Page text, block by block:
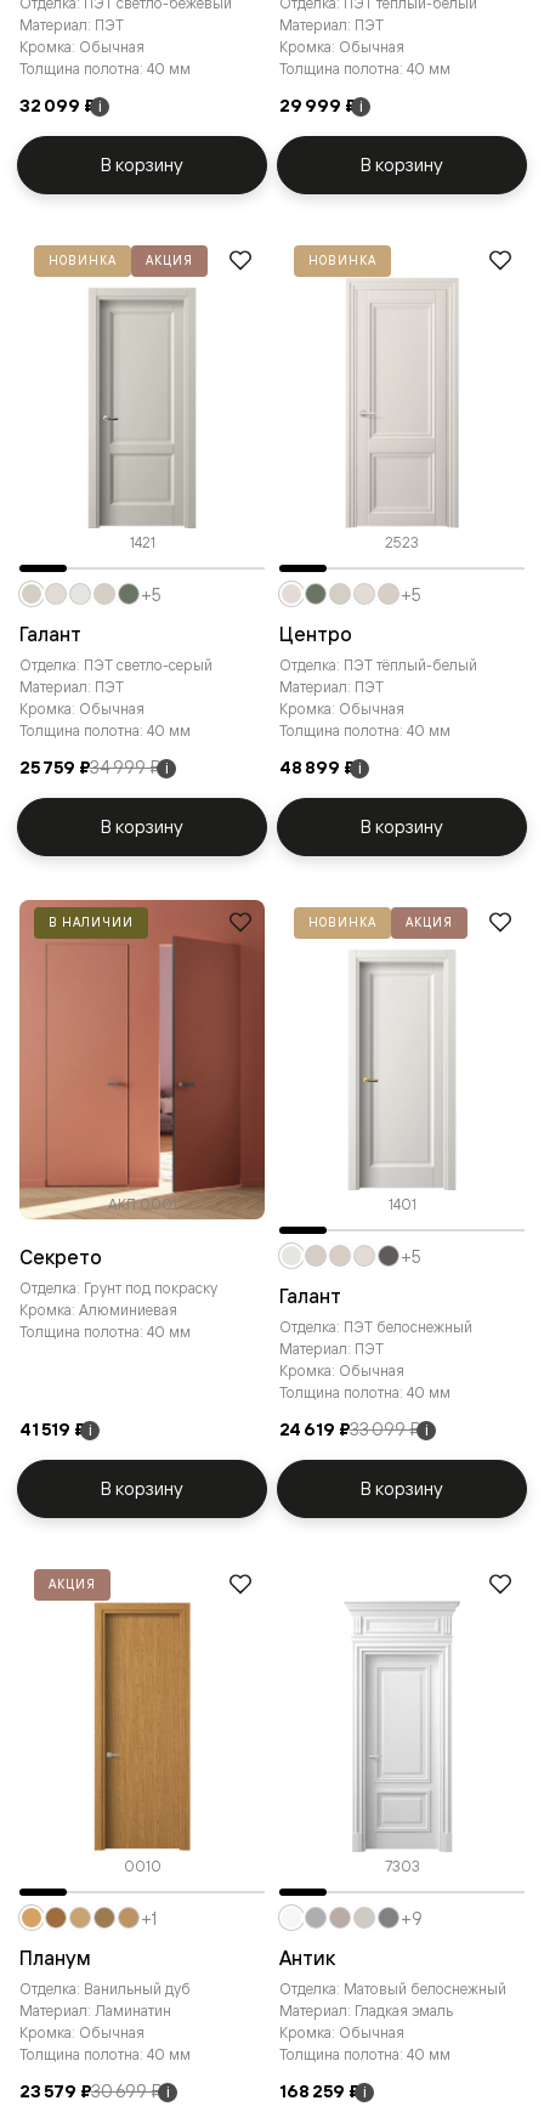
Материал: ПЭТ
Кромка: Обычная
Толщина полотна: 40 мм
32 099 ₽ i
В корзину
Материал: ПЭТ
Кромка: Обычная
Толщина полотна: 40 мм
29 999 ₽ i
В корзину
НОВИНКА АКЦИЯ
1421
Галант
Отделка: ПЭТ светло-серый
Материал: ПЭТ
Кромка: Обычная
Толщина полотна: 40 мм
25 759 ₽34 999 ₽ i
+5
В корзину
НОВИНКА
2523
Центро
Отделка: ПЭТ тёплый-белый
Материал: ПЭТ
Кромка: Обычная
Толщина полотна: 40 мм
48 899 ₽ i
+5
В корзину
В НАЛИЧИИ
АКП 0001
Секрето
Отделка: Грунт под покраску
Кромка: Алюминиевая
Толщина полотна: 40 мм
41 519 ₽ i
В корзину
НОВИНКА АКЦИЯ
1401
Галант
Отделка: ПЭТ белоснежный
Материал: ПЭТ
Кромка: Обычная
Толщина полотна: 40 мм
24 619 ₽33 099 ₽ i
+5
В корзину
АКЦИЯ
0010
Планум
Отделка: Ванильный дуб
Материал: Ламинатин
Кромка: Обычная
Толщина полотна: 40 мм
23 579 ₽30 699 ₽ i
+1
7303
Антик
Отделка: Матовый белоснежный
Материал: Гладкая эмаль
Кромка: Обычная
Толщина полотна: 40 мм
168 259 ₽ i
+9